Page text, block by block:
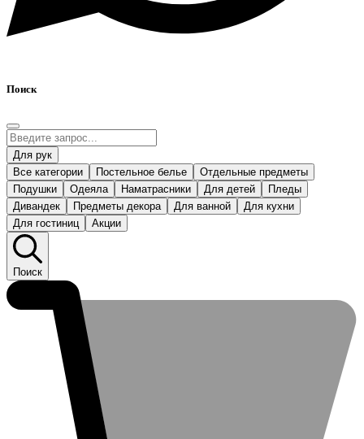
Поиск
Для рук
Все категории
Постельное белье
Отдельные предметы
Подушки
Одеяла Наматрасники Для детей
Пледы
Дивандек
Предметы декора Для ванной
Для кухни
Для гостиниц
Акции
Поиск